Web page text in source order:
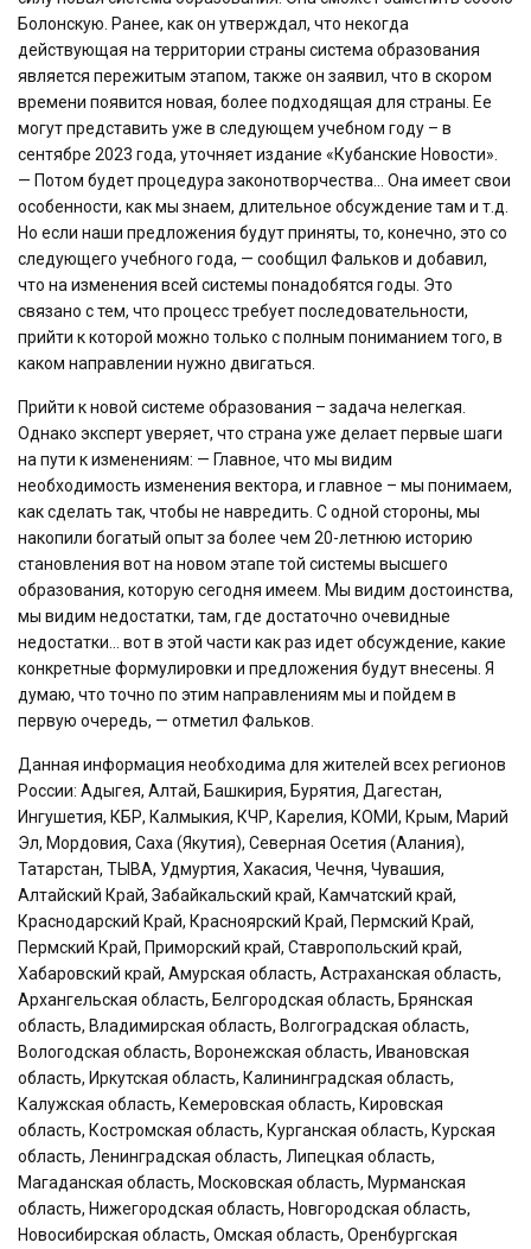
Болонскую. Ранее, как он утверждал, что некогда
действующая на территории страны система образования
является пережитым этапом, также он заявил, что в скором
времени появится новая, более подходящая для страны. Ее
могут представить уже в следующем учебном году – в
сентябре 2023 года, уточняет издание «Кубанские Новости».
— Потом будет процедура законотворчества… Она имеет свои
особенности, как мы знаем, длительное обсуждение там и т.д.
Но если наши предложения будут приняты, то, конечно, это со
следующего учебного года, — сообщил Фальков и добавил,
что на изменения всей системы понадобятся годы. Это
связано с тем, что процесс требует последовательности,
прийти к которой можно только с полным пониманием того, в
каком направлении нужно двигаться.
Прийти к новой системе образования – задача нелегкая.
Однако эксперт уверяет, что страна уже делает первые шаги
на пути к изменениям: — Главное, что мы видим
необходимость изменения вектора, и главное – мы понимаем,
как сделать так, чтобы не навредить. С одной стороны, мы
накопили богатый опыт за более чем 20-летнюю историю
становления вот на новом этапе той системы высшего
образования, которую сегодня имеем. Мы видим достоинства,
мы видим недостатки, там, где достаточно очевидные
недостатки… вот в этой части как раз идет обсуждение, какие
конкретные формулировки и предложения будут внесены. Я
думаю, что точно по этим направлениям мы и пойдем в
первую очередь, — отметил Фальков.
Данная информация необходима для жителей всех регионов
России: Адыгея, Алтай, Башкирия, Бурятия, Дагестан,
Ингушетия, КБР, Калмыкия, КЧР, Карелия, КОМИ, Крым, Марий
Эл, Мордовия, Саха (Якутия), Северная Осетия (Алания),
Татарстан, ТЫВА, Удмуртия, Хакасия, Чечня, Чувашия,
Алтайский Край, Забайкальский край, Камчатский край,
Краснодарский Край, Красноярский Край, Пермский Край,
Пермский Край, Приморский край, Ставропольский край,
Хабаровский край, Амурская область, Астраханская область,
Архангельская область, Белгородская область, Брянская
область, Владимирская область, Волгоградская область,
Вологодская область, Воронежская область, Ивановская
область, Иркутская область, Калининградская область,
Калужская область, Кемеровская область, Кировская
область, Костромская область, Курганская область, Курская
область, Ленинградская область, Липецкая область,
Магаданская область, Московская область, Мурманская
область, Нижегородская область, Новгородская область,
Новосибирская область, Омская область, Оренбургская